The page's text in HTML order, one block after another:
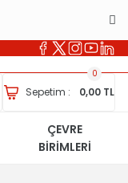
Sepetim : 0,00 TL
0
ÇEVRE
BİRİMLERİ